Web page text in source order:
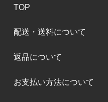
TOP
配送・送料について
返品について
お支払い方法について